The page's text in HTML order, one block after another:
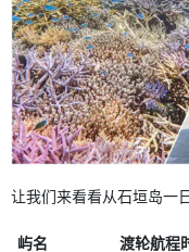
让我们来看看从石垣岛一
屿名 渡轮航程